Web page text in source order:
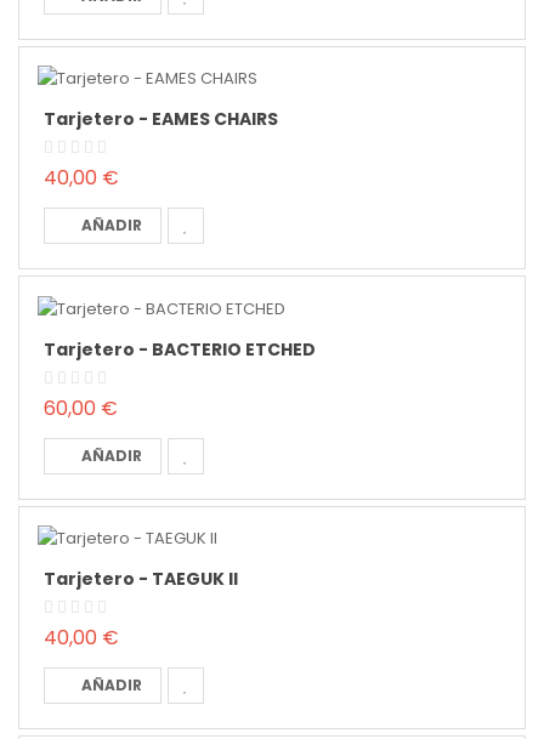
Tarjetero - EAMES CHAIRS
40,00 €
AÑADIR
Tarjetero - BACTERIO ETCHED
60,00 €
AÑADIR
Tarjetero - TAEGUK II
40,00 €
AÑADIR